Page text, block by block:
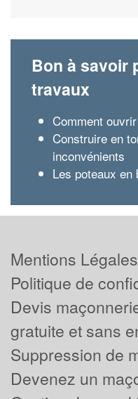
Bon à savoir
travaux
Comment
Construire en
inconvénients
Les poteaux en
Mentions Légales
Politique de
Devis
gratuite et sans
Suppression de
Devenez un